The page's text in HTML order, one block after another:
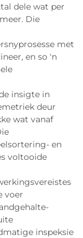
dele wat per
Die
met
en so 'n
insigte in
deur
wat vanaf
en
voltooide
voer
inspeksie